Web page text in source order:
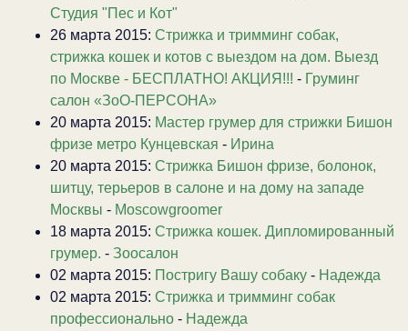
Студия "Пес и Кот"
26 марта 2015: Стрижка и тримминг собак,
стрижка кошек и котов с выездом на дом. Выезд
по Москве - БЕСПЛАТНО! АКЦИЯ!!! - Груминг
салон «ЗоО-ПЕРСОНА»
20 марта 2015: Мастер грумер для стрижки Бишон
фризе метро Кунцевская - Ирина
20 марта 2015: Стрижка Бишон фризе, болонок,
шитцу, терьеров в салоне и на дому на западе
Москвы - Moscowgroomer
18 марта 2015: Стрижка кошек. Дипломированный
грумер. - Зоосалон
02 марта 2015: Постригу Вашу собаку - Надежда
02 марта 2015: Стрижка и тримминг собак
профессионально - Надежда